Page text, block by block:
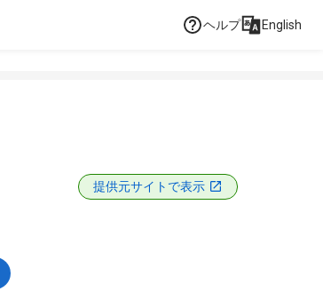
ヘルプ English
提供元サイトで表示